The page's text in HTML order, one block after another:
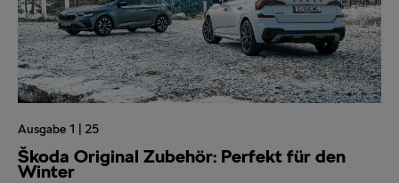
Ausgabe 1 | 25
Škoda Original Zubehör: Perfekt für den
Winter